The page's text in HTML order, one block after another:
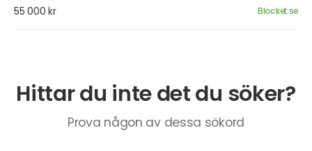
55 000 kr Blocket.se
Hittar du inte det du söker?
Prova någon av dessa sökord